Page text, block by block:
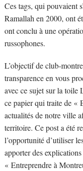
Ces tags, qui pouvaient
Ramallah en 2000, ont
ont conclu à une
russophones.
L’objectif de club-
transparence en vous
avec ce sujet sur la toile
ce papier qui traite de «
actualités de notre ville
territoire. Ce post a été
l’opportunité d’utiliser
apporter des
« Entreprendre à